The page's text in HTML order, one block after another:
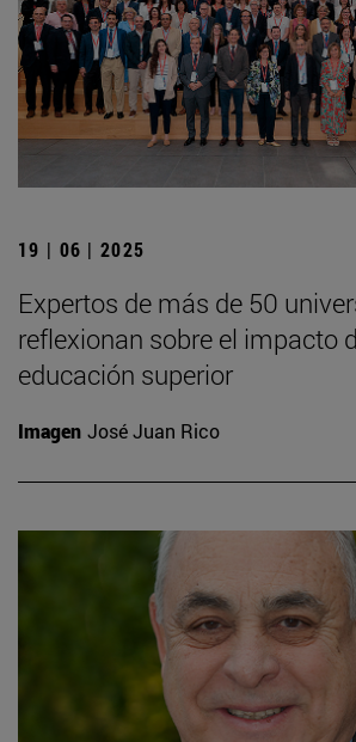
19 | 06 | 2025
Expertos de más de 50
reflexionan sobre el impacto
educación superior
Imagen José Juan Rico